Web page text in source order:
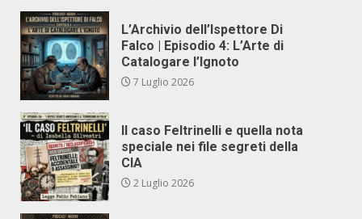
L’Archivio dell’Ispettore Di
Falco | Episodio 4: L’Arte di
Catalogare l’Ignoto
7 Luglio 2026
Il caso Feltrinelli e quella nota
speciale nei file segreti della
CIA
2 Luglio 2026